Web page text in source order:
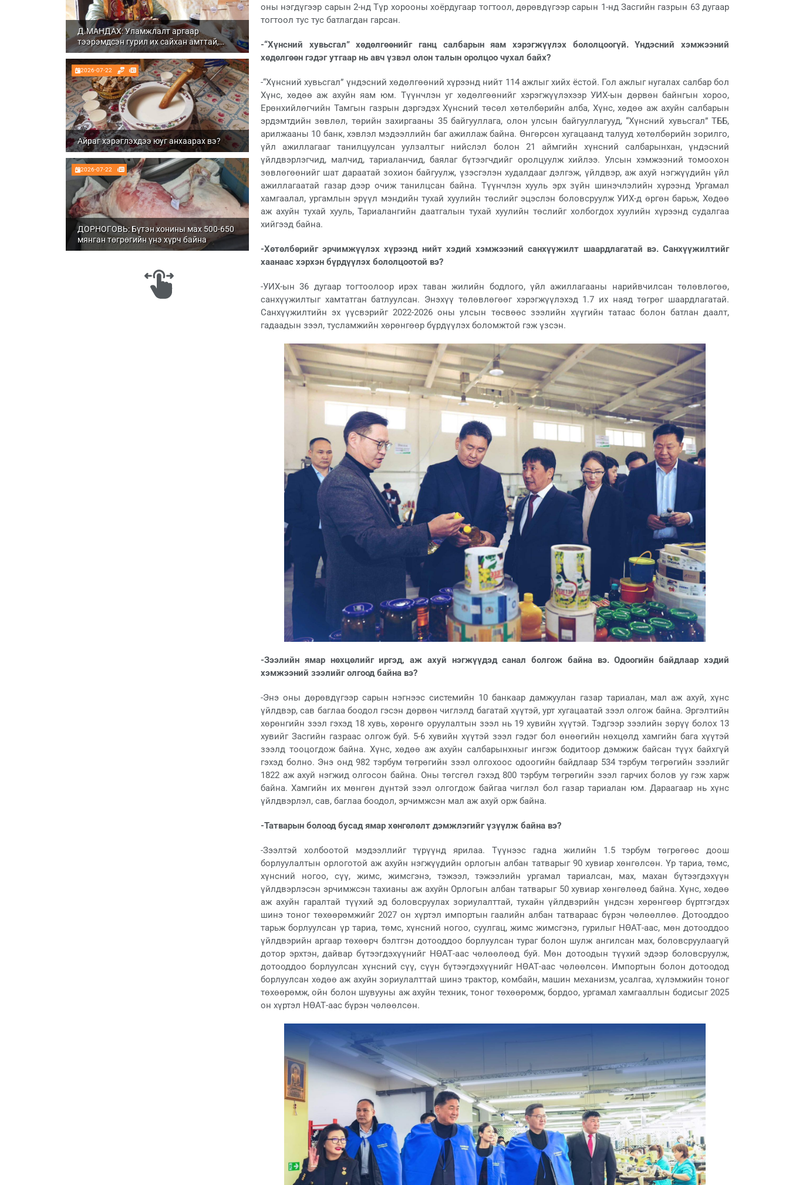
Д.МАНДАХ: Уламжлалт аргаар
тээрэмдсэн гурил их сайхан амттай,
шим тэжээлтэй болдог
2026-07-22
Айраг хэрэглэхдээ юуг анхаарах вэ?
2026-07-22
ДОРНОГОВЬ: Бүтэн хонины мах 500-650
мянган төгрөгийн үнэ хүрч байна
оны нэгдүгээр сарын 2-нд Түр хорооны хоёрдугаар тогтоол, дөрөвдүгээр сарын 1-нд Засгийн газрын 63 дугаар
тогтоол тус тус батлагдан гарсан.
-“Хүнсний хувьсгал” хөдөлгөөнийг ганц салбарын яам хэрэгжүүлэх бололцоогүй. Үндэсний хэмжээний
хөдөлгөөн гэдэг утгаар нь авч үзвэл олон талын оролцоо чухал байх?
-“Хүнсний хувьсгал” үндэсний хөдөлгөөний хүрээнд нийт 114 ажлыг хийх ёстой. Гол ажлыг нугалах салбар бол
Хүнс, хөдөө аж ахуйн яам юм. Түүнчлэн уг хөдөлгөөнийг хэрэгжүүлэхээр УИХ-ын дөрвөн байнгын хороо,
Ерөнхийлөгчийн Тамгын газрын дэргэдэх Хүнсний төсөл хөтөлбөрийн алба, Хүнс, хөдөө аж ахуйн салбарын
эрдэмтдийн зөвлөл, төрийн захиргааны 35 байгууллага, олон улсын байгууллагууд, “Хүнсний хувьсгал” ТББ,
арилжааны 10 банк, хэвлэл мэдээллийн баг ажиллаж байна. Өнгөрсөн хугацаанд талууд хөтөлбөрийн зорилго,
үйл ажиллагааг танилцуулсан уулзалтыг нийслэл болон 21 аймгийн хүнсний салбарынхан, үндэсний
үйлдвэрлэгчид, малчид, тариаланчид, баялаг бүтээгчдийг оролцуулж хийлээ. Улсын хэмжээний томоохон
зөвлөгөөнийг шат дараатай зохион байгуулж, үзэсгэлэн худалдааг дэлгэж, үйлдвэр, аж ахуй нэгжүүдийн үйл
ажиллагаатай газар дээр очиж танилцсан байна. Түүнчлэн хууль эрх зүйн шинэчлэлийн хүрээнд Ургамал
хамгаалал, ургамлын эрүүл мэндийн тухай хуулийн төслийг эцэслэн боловсруулж УИХ-д өргөн барьж, Хөдөө
аж ахуйн тухай хууль, Тариалангийн даатгалын тухай хуулийн төслийг холбогдох хуулийн хүрээнд судалгаа
хийгээд байна.
-Хөтөлбөрийг эрчимжүүлэх хүрээнд нийт хэдий хэмжээний санхүүжилт шаардлагатай вэ. Санхүүжилтийг
хаанаас хэрхэн бүрдүүлэх бололцоотой вэ?
-УИХ-ын 36 дугаар тогтоолоор ирэх таван жилийн бодлого, үйл ажиллагааны нарийвчилсан төлөвлөгөө,
санхүүжилтыг хамтатган батлуулсан. Энэхүү төлөвлөгөөг хэрэгжүүлэхэд 1.7 их наяд төгрөг шаардлагатай.
Санхүүжилтийн эх үүсвэрийг 2022-2026 оны улсын төсвөөс зээлийн хүүгийн татаас болон батлан даалт,
гадаадын зээл, тусламжийн хөрөнгөөр бүрдүүлэх боломжтой гэж үзсэн.
-Зээлийн ямар нөхцөлийг иргэд, аж ахуй нэгжүүдэд санал болгож байна вэ. Одоогийн байдлаар хэдий
хэмжээний зээлийг олгоод байна вэ?
-Энэ оны дөрөвдүгээр сарын нэгнээс системийн 10 банкаар дамжуулан газар тариалан, мал аж ахуй, хүнс
үйлдвэр, сав баглаа боодол гэсэн дөрвөн чиглэлд багатай хүүтэй, урт хугацаатай зээл олгож байна. Эргэлтийн
хөрөнгийн зээл гэхэд 18 хувь, хөрөнгө оруулалтын зээл нь 19 хувийн хүүтэй. Тэдгээр зээлийн зөрүү болох 13
хувийг Засгийн газраас олгож буй. 5-6 хувийн хүүтэй зээл гэдэг бол өнөөгийн нөхцөлд хамгийн бага хүүтэй
зээлд тооцогдож байна. Хүнс, хөдөө аж ахуйн салбарынхныг ингэж бодитоор дэмжиж байсан түүх байхгүй
гэхэд болно. Энэ онд 982 тэрбум төгрөгийн зээл олгохоос одоогийн байдлаар 534 тэрбум төгрөгийн зээлийг
1822 аж ахуй нэгжид олгосон байна. Оны төгсгөл гэхэд 800 тэрбум төгрөгийн зээл гарчих болов уу гэж харж
байна. Хамгийн их мөнгөн дүнтэй зээл олгогдож байгаа чиглэл бол газар тариалан юм. Дараагаар нь хүнс
үйлдвэрлэл, сав, баглаа боодол, эрчимжсэн мал аж ахуй орж байна.
-Татварын болоод бусад ямар хөнгөлөлт дэмжлэгийг үзүүлж байна вэ?
-Зээлтэй холбоотой мэдээллийг түрүүнд ярилаа. Түүнээс гадна жилийн 1.5 тэрбум төгрөгөөс доош
борлуулалтын орлоготой аж ахуйн нэгжүүдийн орлогын албан татварыг 90 хувиар хөнгөлсөн. Үр тариа, төмс,
хүнсний ногоо, сүү, жимс, жимсгэнэ, тэжээл, тэжээлийн ургамал тариалсан, мах, махан бүтээгдэхүүн
үйлдвэрлэсэн эрчимжсэн тахианы аж ахуйн Орлогын албан татварыг 50 хувиар хөнгөлөөд байна. Хүнс, хөдөө
аж ахуйн гаралтай түүхий эд боловсруулах зориулалттай, тухайн үйлдвэрийн үндсэн хөрөнгөөр бүртгэгдэх
шинэ тоног төхөөрөмжийг 2027 он хүртэл импортын гаалийн албан татвараас бүрэн чөлөөллөө. Дотооддоо
тарьж борлуулсан үр тариа, төмс, хүнсний ногоо, суулгац, жимс жимсгэнэ, гурилыг НӨАТ-аас, мөн дотооддоо
үйлдвэрийн аргаар төхөөрч бэлтгэн дотооддоо борлуулсан тураг болон шулж ангилсан мах, боловсруулаагүй
дотор эрхтэн, дайвар бүтээгдэхүүнийг НӨАТ-аас чөлөөлөөд буй. Мөн дотоодын түүхий эдээр боловсруулж,
дотооддоо борлуулсан хүнсний сүү, сүүн бүтээгдэхүүнийг НӨАТ-аас чөлөөлсөн. Импортын болон дотоодод
борлуулсан хөдөө аж ахуйн зориулалттай шинэ трактор, комбайн, машин механизм, усалгаа, хүлэмжийн тоног
төхөөрөмж, ойн болон шувууны аж ахуйн техник, тоног төхөөрөмж, бордоо, ургамал хамгааллын бодисыг 2025
он хүртэл НӨАТ-аас бүрэн чөлөөлсөн.